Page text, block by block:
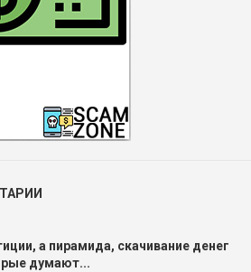
а пирамида, скачивание денег
думают...